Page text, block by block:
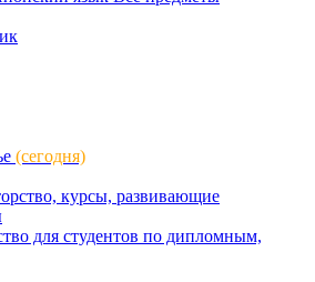
(сегодня)
курсы, развивающие
для студентов по дипломным,